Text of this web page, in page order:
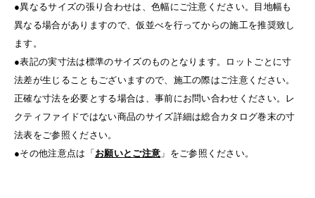
●異なるサイズの張り合わせは、色幅にご注意ください。目地幅も
異なる場合がありますので、仮並べを行ってからの施工を推奨致し
ます。
●表記の実寸法は標準のサイズのものとなります。ロットごとに寸
法差が生じることもございますので、施工の際はご注意ください。
正確な寸法を必要とする場合は、事前にお問い合わせください。レ
クティファイドではない商品のサイズ詳細は総合カタログ巻末の寸
法表をご参照ください。
●その他注意点は「お願いとご注意 」をご参照ください。